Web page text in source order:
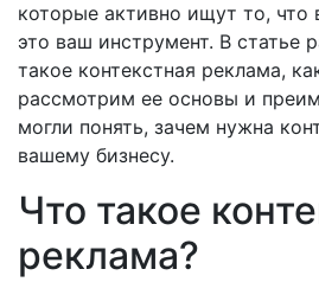
которые активно ищут то, что
это ваш инструмент. В статье
такое контекстная реклама,
рассмотрим ее основы и
могли понять, зачем нужна
вашему бизнесу.
Что такое
реклама?